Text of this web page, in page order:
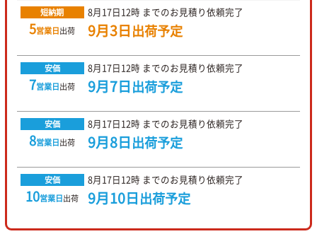
短納期
5営業日出荷
8月17日12時 までのお見積り依頼完了
9月3日出荷予定
安価
7営業日出荷
8月17日12時 までのお見積り依頼完了
9月7日出荷予定
安価
8営業日出荷
8月17日12時 までのお見積り依頼完了
9月8日出荷予定
安価
10営業日出荷
8月17日12時 までのお見積り依頼完了
9月10日出荷予定